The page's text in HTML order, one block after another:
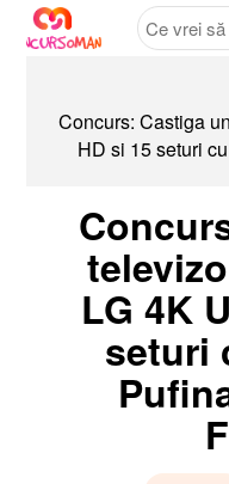
Concurs: Castiga un
HD si 15 seturi cu
LG 4K
seturi